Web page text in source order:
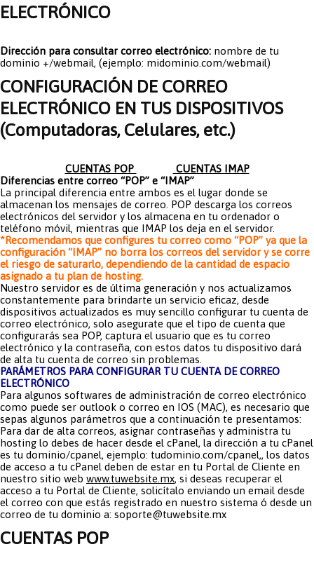
ELECTRÓNICO
Dirección para consultar correo electrónico: nombre de tu
dominio +/webmail, (ejemplo: midominio.com/webmail)
CONFIGURACIÓN DE CORREO
ELECTRÓNICO EN TUS DISPOSITIVOS
(Computadoras, Celulares, etc.)
CUENTAS POP
CUENTAS IMAP
Diferencias entre correo “POP” e “IMAP”
La principal diferencia entre ambos es el lugar donde se
almacenan los mensajes de correo. POP descarga los correos
electrónicos del servidor y los almacena en tu ordenador o
teléfono móvil, mientras que IMAP los deja en el servidor.
*Recomendamos que configures tu correo como “POP” ya que la
configuración “IMAP” no borra los correos del servidor y se corre
el riesgo de saturarlo, dependiendo de la cantidad de espacio
asignado a tu plan de hosting.
Nuestro servidor es de última generación y nos actualizamos
constantemente para brindarte un servicio eficaz, desde
dispositivos actualizados es muy sencillo configurar tu cuenta de
correo electrónico, solo asegurate que el tipo de cuenta que
configurarás sea POP, captura el usuario que es tu correo
electrónico y la contraseña, con estos datos tu dispositivo dará
de alta tu cuenta de correo sin problemas.
PARÁMETROS PARA CONFIGURAR TU CUENTA DE CORREO
ELECTRÓNICO
Para algunos softwares de administración de correo electrónico
como puede ser outlook o correo en IOS (MAC), es necesario que
sepas algunos parámetros que a continuación te presentamos:
Para dar de alta correos, asignar contraseñas y administra tu
hosting lo debes de hacer desde el cPanel, la dirección a tu cPanel
es tu dominio/cpanel, ejemplo: tudominio.com/cpanel,, los datos
de acceso a tu cPanel deben de estar en tu Portal de Cliente en
nuestro sitio web www.tuwebsite.mx, si deseas recuperar el
acceso a tu Portal de Cliente, solicítalo enviando un email desde
el correo con que estás registrado en nuestro sistema ó desde un
correo de tu dominio a: soporte@tuwebsite.mx
CUENTAS POP